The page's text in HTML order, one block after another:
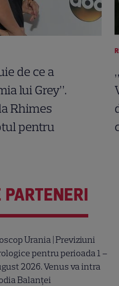
de ce a
lui Grey”.
Rhimes
pentru
Urania | Previziuni
pentru perioada 1 –
2026. Venus va intra
Balanței